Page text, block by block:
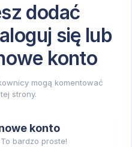
dodać
się lub
konto
mogą komentować
strony.
konto
bardzo proste!